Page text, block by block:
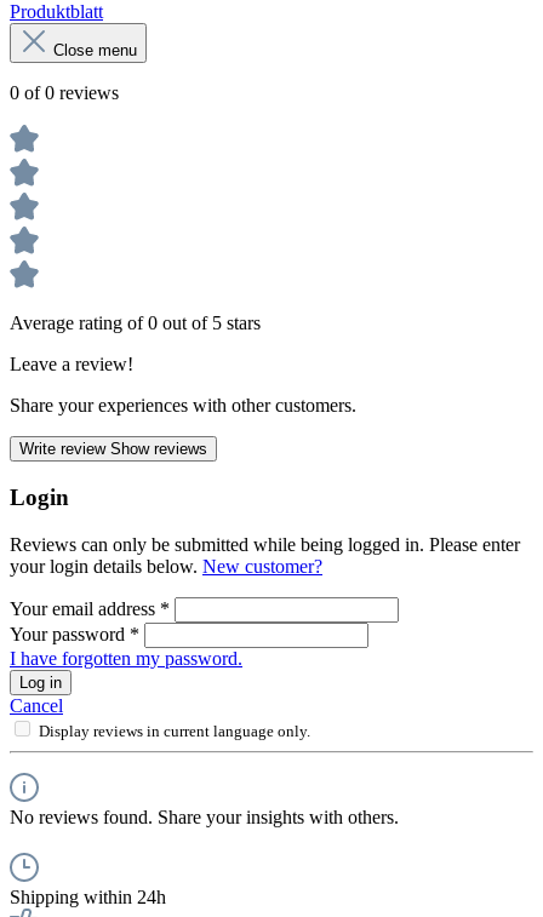
Produktblatt
Close menu
0 of 0 reviews
Average rating of 0 out of 5 stars
Leave a review!
Share your experiences with other customers.
Write review Show reviews
Login
Reviews can only be submitted while being logged in. Please enter
your login details below. New customer?
Your email address *
Your password *
I have forgotten my password.
Log in
Cancel
Display reviews in current language only.
No reviews found. Share your insights with others.
Shipping within 24h